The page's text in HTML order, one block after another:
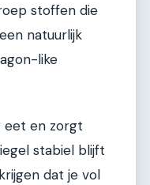
stoffen die
natuurlijk
like
eet en zorgt
stabiel blijft
dat je vol